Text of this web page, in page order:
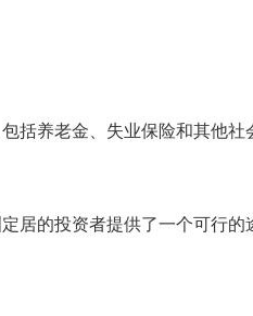
括养老金、失业保险和其他
居的投资者提供了一个可行的